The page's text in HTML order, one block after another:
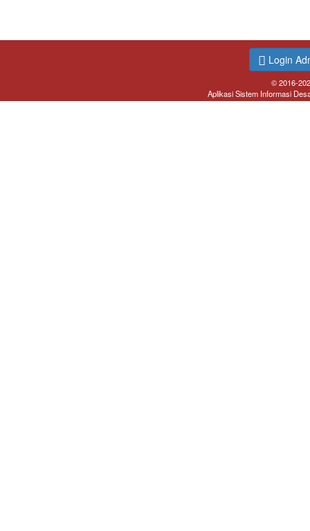
Login
© 2016-
Aplikasi Sistem Informasi